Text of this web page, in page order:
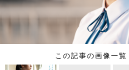
この記事の画像一覧